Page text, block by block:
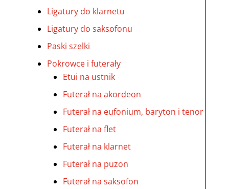
Ligatury do klarnetu
Ligatury do saksofonu
Paski szelki
Pokrowce i futerały
Etui na ustnik
Futerał na akordeon
Futerał na eufonium, baryton i tenor
Futerał na flet
Futerał na klarnet
Futerał na puzon
Futerał na saksofon